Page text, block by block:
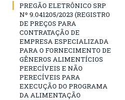
PREGÃO ELETRÔNICO SRP
Nº 9.041205/2023 (REGISTRO
DE PREÇOS PARA
CONTRATAÇÃO DE
EMPRESA ESPECIALIZADA
PARA O FORNECIMENTO DE
GÊNEROS ALIMENTÍCIOS
PERECÍVEIS E NÃO
PERECÍVEIS PARA
EXECUÇÃO DO PROGRAMA
DA ALIMENTAÇÃO